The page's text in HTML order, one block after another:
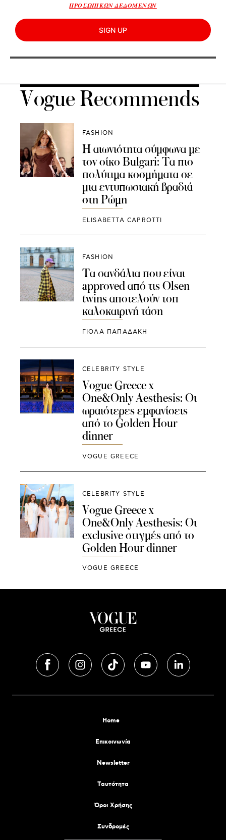
ΠΡΟΣΩΠΙΚΩΝ ΔΕΔΟΜΕΝΩΝ
SIGN UP
Vogue Recommends
FASHION
Η αιωνιότητα σύμφωνα με
τον οίκο Bulgari: Τα πιο
πολύτιμα κοσμήματα σε
μια εντυπωσιακή βραδιά
στη Ρώμη
ELISABETTA CAPROTTI
FASHION
Τα σανδάλια που είναι
approved από τις Olsen
twins αποτελούν τοπ
καλοκαιρινή τάση
ΓΙΌΛΑ ΠΑΠΑΔΆΚΗ
CELEBRITY STYLE
Vogue Greece x
One&Only Aesthesis: Οι
ωραιότερες εμφανίσεις
από το Golden Hour
dinner
VOGUE GREECE
CELEBRITY STYLE
Vogue Greece x
One&Only Aesthesis: Οι
exclusive στιγμές από το
Golden Hour dinner
VOGUE GREECE
Home
Επικοινωνία
Newsletter
Tαυτότητα
Όροι Χρήσης
Συνδρομές